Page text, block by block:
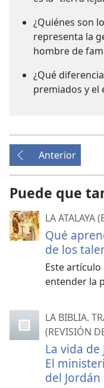
¿Quiénes son
representa la
hombre de
¿Qué
premiados y el
Anterior
Puede que
LA ATALAYA
Qué
de los
Este
entender la
LA BIBLIA.
(REVISIÓN
La vida de
El
del Jordán